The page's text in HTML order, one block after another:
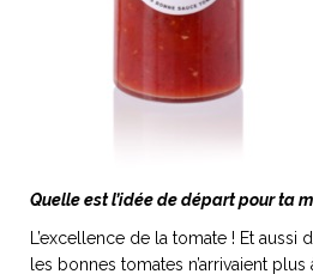
Quelle est l’idée de départ pour ta
L’excellence de la tomate ! Et
les bonnes tomates n’arrivaient plus